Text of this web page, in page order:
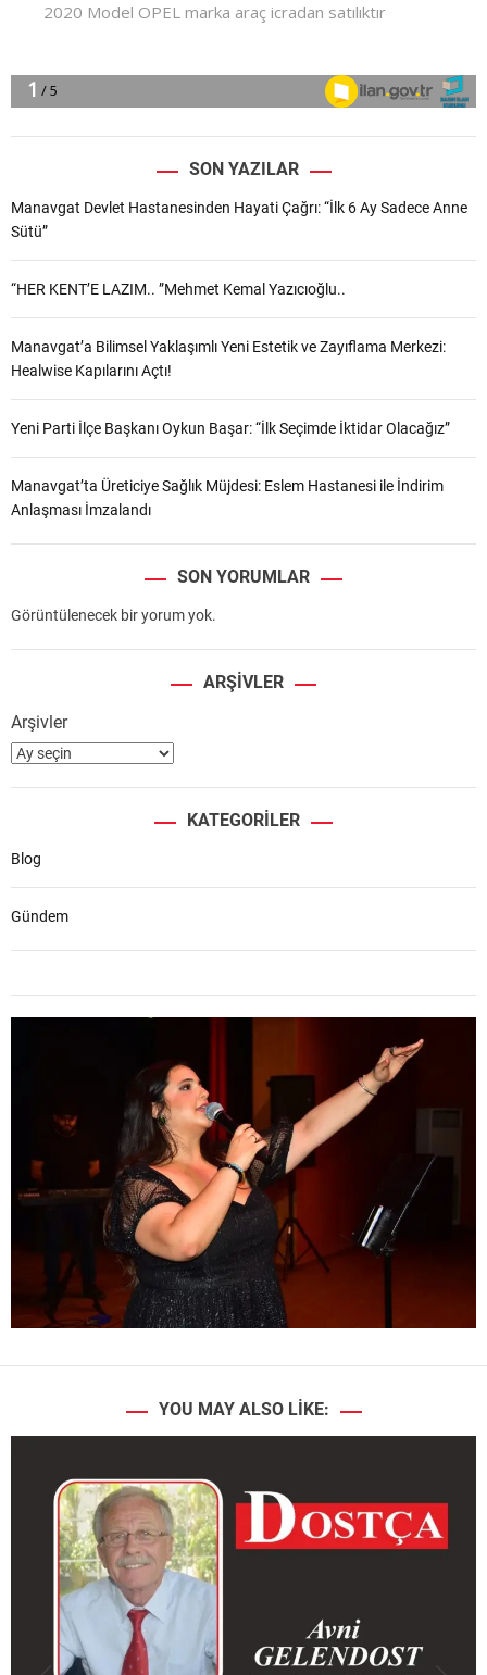
SON YAZILAR
Manavgat Devlet Hastanesinden Hayati Çağrı: “İlk 6 Ay Sadece Anne
Sütü”
“HER KENT’E LAZIM.. ”Mehmet Kemal Yazıcıoğlu..
Manavgat’a Bilimsel Yaklaşımlı Yeni Estetik ve Zayıflama Merkezi:
Healwise Kapılarını Açtı!
Yeni Parti İlçe Başkanı Oykun Başar: “İlk Seçimde İktidar Olacağız”
Manavgat’ta Üreticiye Sağlık Müjdesi: Eslem Hastanesi ile İndirim
Anlaşması İmzalandı
SON YORUMLAR
Görüntülenecek bir yorum yok.
ARŞIVLER
Arşivler
KATEGORILER
Blog
Gündem
YOU MAY ALSO LIKE: